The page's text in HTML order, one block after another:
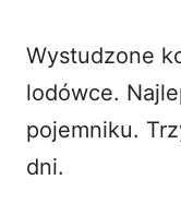
Wystudzone
lodówce.
pojemniku.
dni.